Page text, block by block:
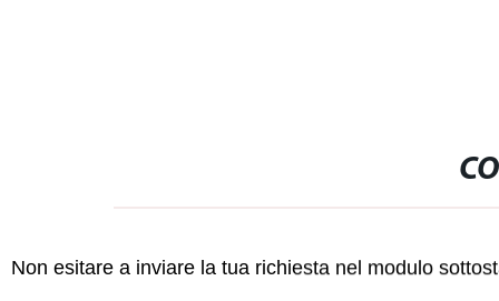
Non esitare a inviare la tua richiesta nel modulo